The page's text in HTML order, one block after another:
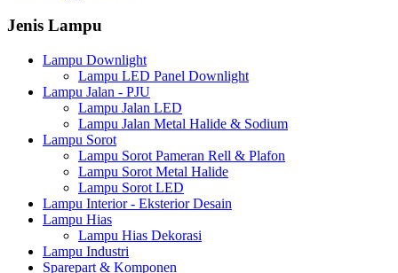
Jenis Lampu
Lampu Downlight
Lampu LED Panel Downlight
Lampu Jalan - PJU
Lampu Jalan LED
Lampu Jalan Metal Halide & Sodium
Lampu Sorot
Lampu Sorot Pameran Rell & Plafon
Lampu Sorot Metal Halide
Lampu Sorot LED
Lampu Interior - Eksterior Desain
Lampu Hias
Lampu Hias Dekorasi
Lampu Industri
Sparepart & Komponen